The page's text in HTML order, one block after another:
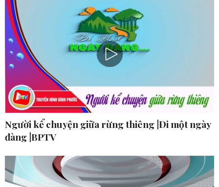
Người kể chuyện giữa rừng thiêng |Đi một ngày
đàng |BPTV